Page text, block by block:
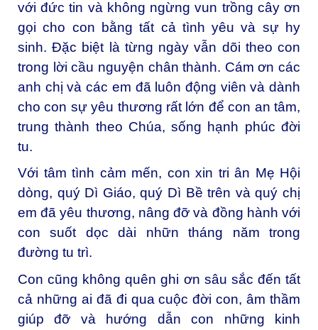
với đức tin và không ngừng vun trồng cây ơn
gọi cho con bằng tất cả tình yêu và sự hy
sinh. Đặc biệt là từng ngày vẫn dõi theo con
trong lời cầu nguyện chân thành. Cám ơn các
anh chị và các em đã luôn động viên và dành
cho con sự yêu thương rất lớn để con an tâm,
trung thành theo Chúa, sống hạnh phúc đời
tu.
Với tâm tình cảm mến, con xin tri ân Mẹ Hội
dòng, quý Dì Giáo, quý Dì Bề trên và quý chị
em đã yêu thương, nâng đỡ và đồng hành với
con suốt dọc dài nhữn tháng năm trong
đường tu trì.
Con cũng không quên ghi ơn sâu sắc đến tất
cả những ai đã đi qua cuộc đời con, âm thầm
giúp đỡ và hướng dẫn con những kinh